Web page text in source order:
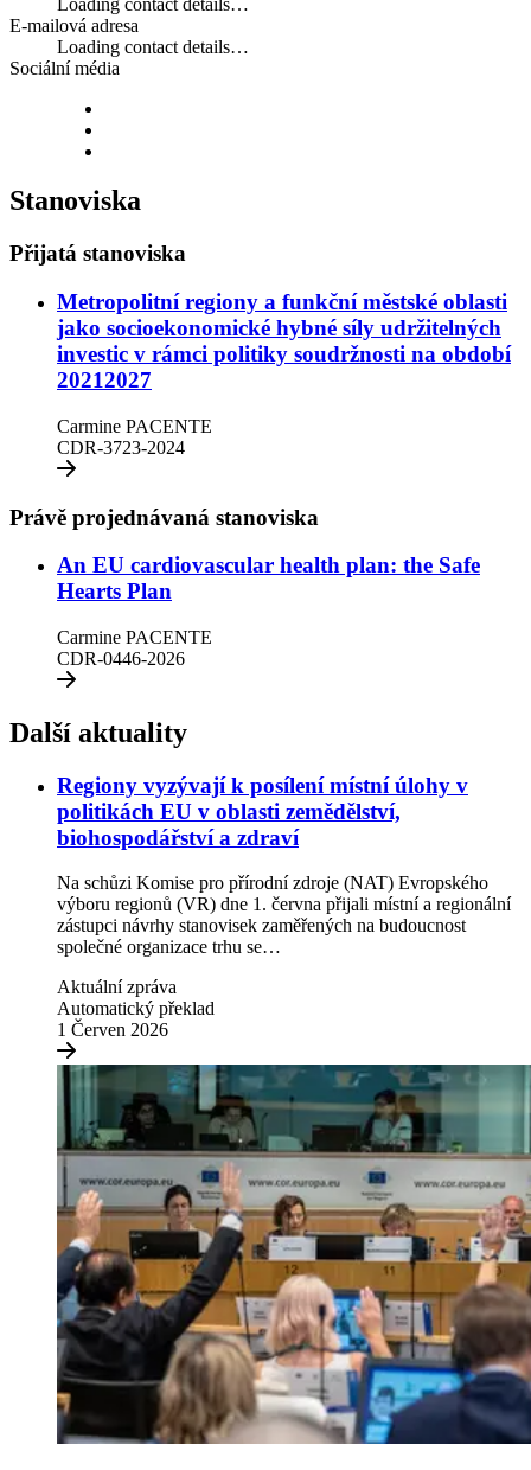
E-mailová adresa
Loading contact details…
Sociální média
Stanoviska
Přijatá stanoviska
Opinions
Metropolitní regiony a funkční městské oblasti
jako socioekonomické hybné síly udržitelných
investic v rámci politiky soudržnosti na období
20212027
Carmine PACENTE
CDR-3723-2024
Právě projednávaná stanoviska
Opinions
An EU cardiovascular health plan: the Safe
Hearts Plan
Carmine PACENTE
CDR-0446-2026
Další aktuality
Regiony vyzývají k posílení místní úlohy v
politikách EU v oblasti zemědělství,
biohospodářství a zdraví
Na schůzi Komise pro přírodní zdroje (NAT) Evropského
výboru regionů (VR) dne 1. června přijali místní a regionální
zástupci návrhy stanovisek zaměřených na budoucnost
společné organizace trhu se…
Aktuální zpráva
Automatický překlad
1 Červen 2026